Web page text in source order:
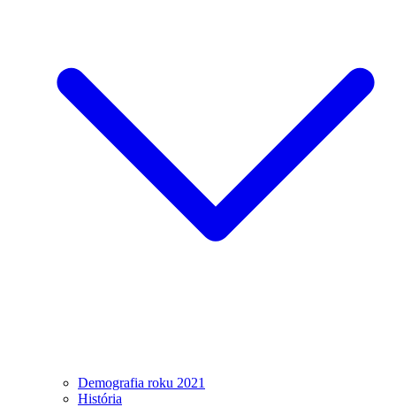
Demografia roku 2021
História